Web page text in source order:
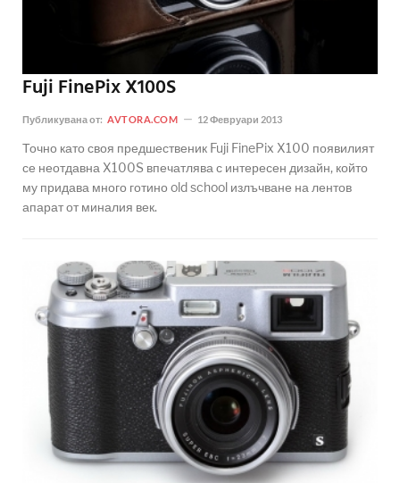
Fuji FinePix X100S
Публикувана от: AVTORA.COM 12 Февруари 2013
Точно като своя предшественик Fuji FinePix X100 появилият
се неотдавна X100S впечатлява с интересен дизайн, който
му придава много готино old school излъчване на лентов
апарат от миналия век.